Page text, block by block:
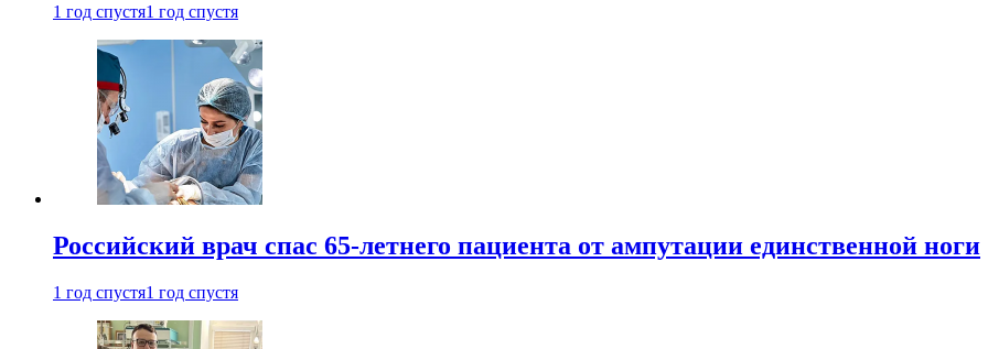
1 год спустя1 год спустя
Российский врач спас 65-летнего пациента от ампутации единственной ноги
1 год спустя1 год спустя